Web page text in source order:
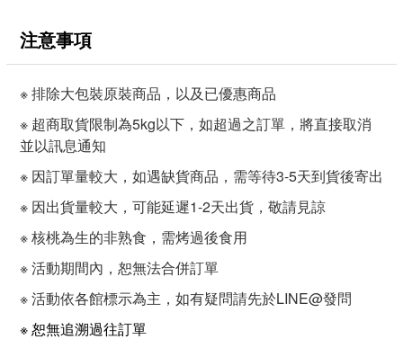
注意事項
※ 排除大包裝原裝商品，以及已優惠商品
※ 超商取貨限制為5kg以下，如超過之訂單，將直接取消
並以訊息通知
※ 因訂單量較大，如遇缺貨商品，需等待3-5天到貨後寄出
※ 因出貨量較大，可能延遲1-2天出貨，敬請見諒
※ 核桃為生的非熟食，需烤過後食用
※ 活動期間內，恕無法合併訂單
※ 活動依各館標示為主，如有疑問請先於LINE@發問
※ 恕無追溯過往訂單